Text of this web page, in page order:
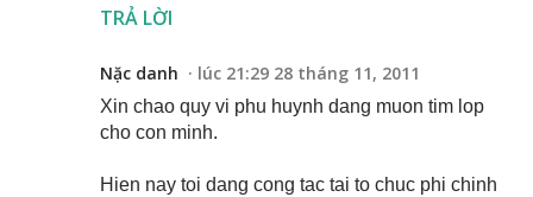
TRẢ LỜI
Nặc danh lúc 21:29 28 tháng 11, 2011
Xin chao quy vi phu huynh dang muon tim lop
cho con minh.
Hien nay toi dang cong tac tai to chuc phi chinh